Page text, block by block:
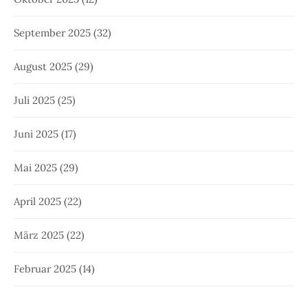
September 2025 (32)
August 2025 (29)
Juli 2025 (25)
Juni 2025 (17)
Mai 2025 (29)
April 2025 (22)
März 2025 (22)
Februar 2025 (14)